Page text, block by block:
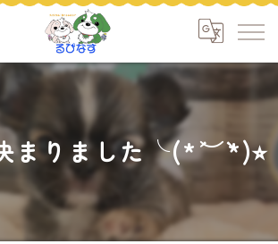
まりました╰(*´︶`*)⭐︎